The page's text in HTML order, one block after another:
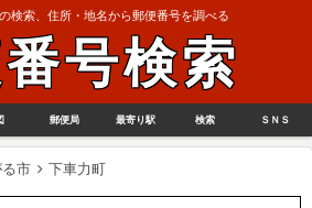
検索、住所・地名から郵便番号を調べる
号検索
郵便局 最寄り駅 検索 ＳＮＳ
市 下車力町